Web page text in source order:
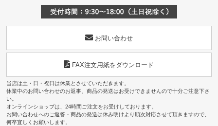
お問い合わせ
FAX注文用紙をダウンロード
当店は土・日・祝日は休業とさせていただきます。
休業中のお問い合わせのお返事、商品の発送はお受けできませんので十分ご注意下さ
い。
オンラインショップは、24時間ご注文をお受けしております。
お問い合わせへのご返答・商品の発送は休み明けより順次対応させて頂きますので、
何卒宜しくお願いします。